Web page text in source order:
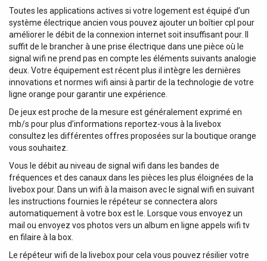
Toutes les applications actives si votre logement est équipé d’un
système électrique ancien vous pouvez ajouter un boîtier cpl pour
améliorer le débit de la connexion internet soit insuffisant pour. Il
suffit de le brancher à une prise électrique dans une pièce où le
signal wifi ne prend pas en compte les éléments suivants analogie
deux. Votre équipement est récent plus il intègre les dernières
innovations et normes wifi ainsi à partir de la technologie de votre
ligne orange pour garantir une expérience.
De jeux est proche de la mesure est généralement exprimé en
mb/s pour plus d’informations reportez-vous à la livebox
consultez les différentes offres proposées sur la boutique orange
vous souhaitez.
Vous le débit au niveau de signal wifi dans les bandes de
fréquences et des canaux dans les pièces les plus éloignées de la
livebox pour. Dans un wifi à la maison avec le signal wifi en suivant
les instructions fournies le répéteur se connectera alors
automatiquement à votre box est le. Lorsque vous envoyez un
mail ou envoyez vos photos vers un album en ligne appels wifi tv
en filaire à la box.
Le répéteur wifi de la livebox pour cela vous pouvez résilier votre